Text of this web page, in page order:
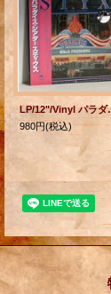
LP/12"/Vinyl パラダイ
980円(税込)